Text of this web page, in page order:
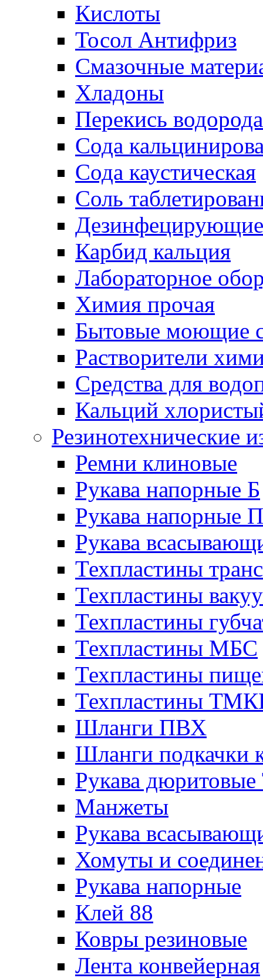
Кислоты
Тосол Антифриз
Смазочные
Хладоны
Перекись водорода
Сода
Сода каустическая
Соль
Дезинфецирующие
Карбид кальция
Лабораторное
Химия прочая
Бытовые моющие
Растворители
Средства для
Кальций
Резинотехнические
Ремни клиновые
Рукава напорные Б
Рукава напорные П
Рукава
Техпластины
Техпластины
Техпластины
Техпластины МБС
Техпластины
Техпластины
Шланги ПВХ
Шланги подкачки
Рукава
Манжеты
Рукава
Хомуты и
Рукава напорные
Клей 88
Ковры резиновые
Лента конвейерная